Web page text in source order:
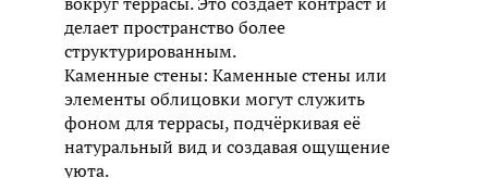
делает пространство более
структурированным.
Каменные стены: Каменные стены или
элементы облицовки могут служить
фоном для террасы, подчёркивая её
натуральный вид и создавая ощущение
уюта.